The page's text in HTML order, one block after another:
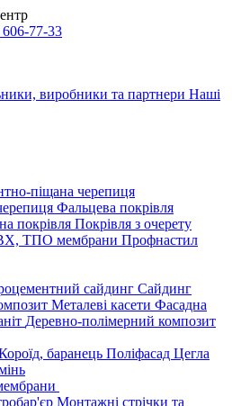
77-33
виробники та партнери Наші
піщана черепиця
Фальцева покрівля
покрівля Покрівля з очерету
ТПО мембрани Профнастил
сайдинг Сайдинг
Металеві касети Фасадна
Деревно-полімерний композит
баранець Поліфасад Цегла
Монтажні стрічки та